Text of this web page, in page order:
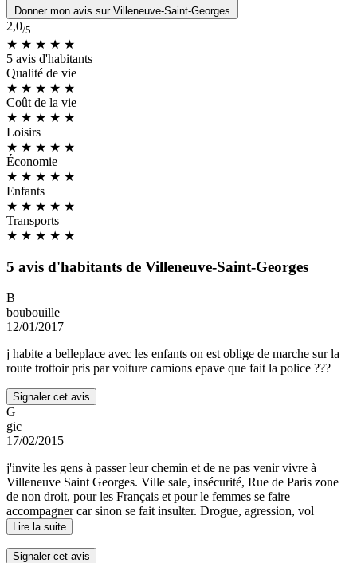
Donner mon avis sur Villeneuve-Saint-Georges
2,0/5
★ ★ ★ ★ ★
5 avis d'habitants
Qualité de vie
★ ★ ★ ★ ★
Coût de la vie
★ ★ ★ ★ ★
Loisirs
★ ★ ★ ★ ★
Économie
★ ★ ★ ★ ★
Enfants
★ ★ ★ ★ ★
Transports
★ ★ ★ ★ ★
5 avis d'habitants de Villeneuve-Saint-Georges
B
boubouille
12/01/2017
j habite a belleplace avec les enfants on est oblige de marche sur la
route trottoir pris par voiture camions epave que fait la police ???
Signaler cet avis
G
gic
17/02/2015
j'invite les gens à passer leur chemin et de ne pas venir vivre à
Villeneuve Saint Georges. Ville sale, insécurité, Rue de Paris zone
de non droit, pour les Français et pour le femmes se faire
accompagner car sinon se fait insulter. Drogue, agression, vol
Lire la suite
Signaler cet avis